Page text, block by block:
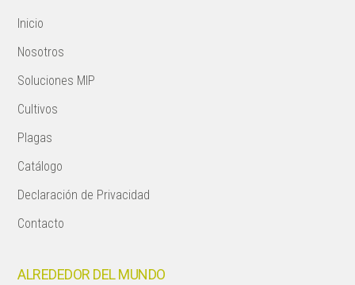
Inicio
Nosotros
Soluciones MIP
Cultivos
Plagas
Catálogo
Declaración de Privacidad
Contacto
ALREDEDOR DEL MUNDO